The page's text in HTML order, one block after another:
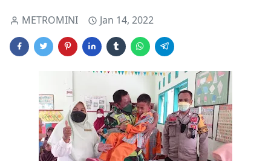
METROMINI Jan 14, 2022